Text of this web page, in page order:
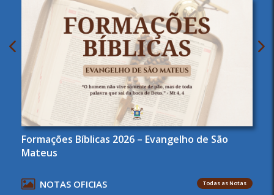
Formações Bíblicas 2026 – Evangelho de São
Mateus
NOTAS OFICIAS Todas as Notas